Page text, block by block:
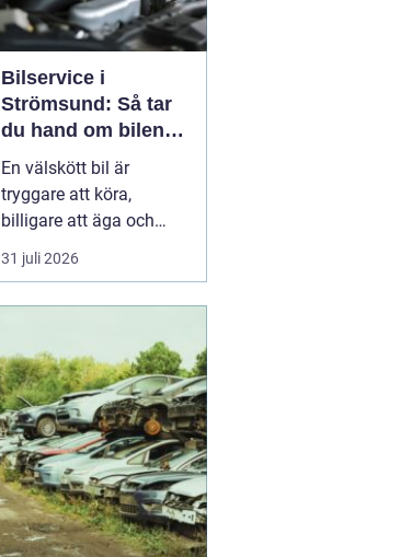
Bilservice i
Strömsund: Så tar
du hand om bilen
året runt
En välskött bil är
tryggare att köra,
billigare att äga och
enklare att sälja vidare. I
en norrländsk vardag
väglag blir service ännu
viktigar...
31 juli 2026